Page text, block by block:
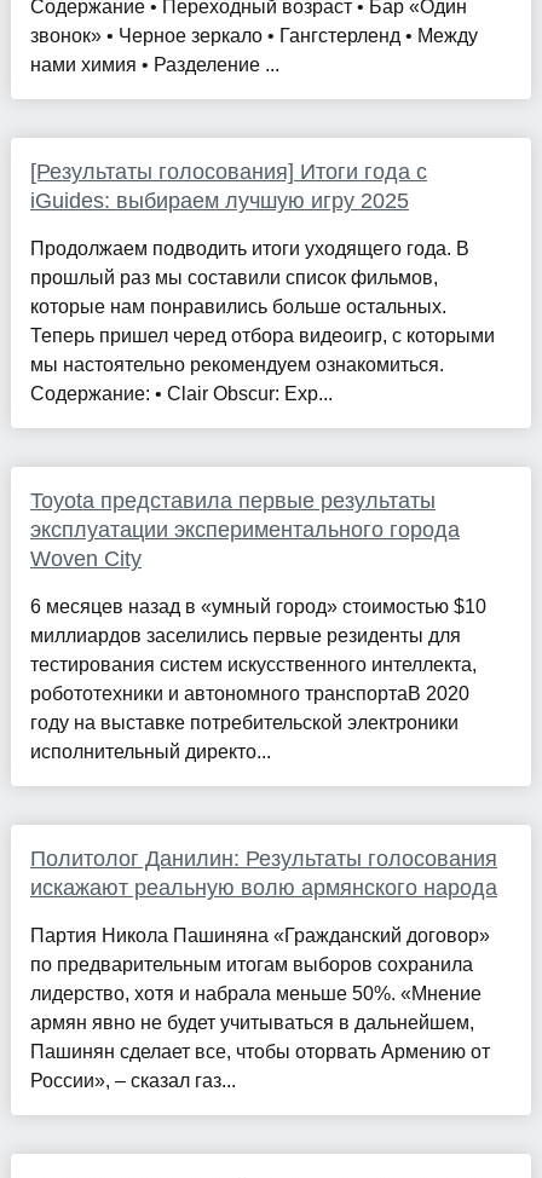
Содержание • Переходный возраст • Бар «Один
звонок» • Черное зеркало • Гангстерленд • Между
нами химия • Разделение ...
[Результаты голосования] Итоги года с
iGuides: выбираем лучшую игру 2025
Продолжаем подводить итоги уходящего года. В
прошлый раз мы составили список фильмов,
которые нам понравились больше остальных.
Теперь пришел черед отбора видеоигр, с которыми
мы настоятельно рекомендуем ознакомиться.
Содержание: • Clair Obscur: Exp...
Toyota представила первые результаты
эксплуатации экспериментального города
Woven City
6 месяцев назад в «умный город» стоимостью $10
миллиардов заселились первые резиденты для
тестирования систем искусственного интеллекта,
робототехники и автономного транспортаВ 2020
году на выставке потребительской электроники
исполнительный директо...
Политолог Данилин: Результаты голосования
искажают реальную волю армянского народа
Партия Никола Пашиняна «Гражданский договор»
по предварительным итогам выборов сохранила
лидерство, хотя и набрала меньше 50%. «Мнение
армян явно не будет учитываться в дальнейшем,
Пашинян сделает все, чтобы оторвать Армению от
России», – сказал газ...